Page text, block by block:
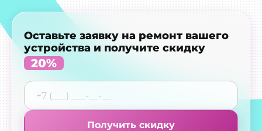
Оставьте заявку на ремонт вашего
устройства и получите скидку
20%
Получить скидку